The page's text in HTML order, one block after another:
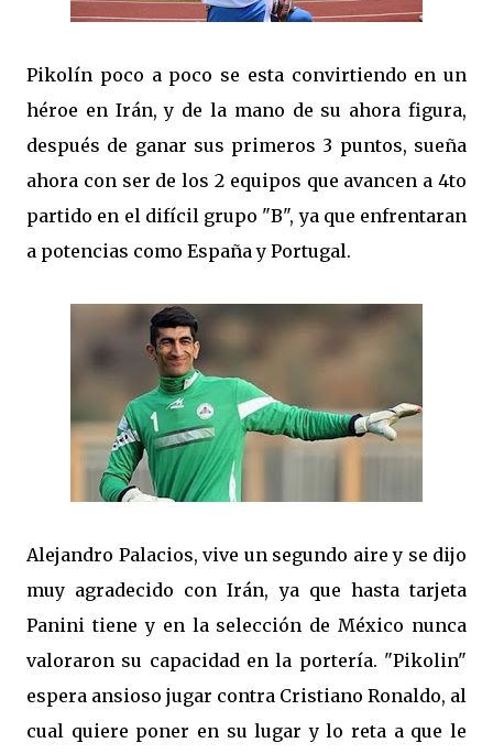
Pikolín poco a poco se esta convirtiendo en un
héroe en Irán, y de la mano de su ahora figura,
después de ganar sus primeros 3 puntos, sueña
ahora con ser de los 2 equipos que avancen a 4to
partido en el difícil grupo "B", ya que enfrentaran
a potencias como España y Portugal.
Alejandro Palacios, vive un segundo aire y se dijo
muy agradecido con Irán, ya que hasta tarjeta
Panini tiene y en la selección de México nunca
valoraron su capacidad en la portería. "Pikolin"
espera ansioso jugar contra Cristiano Ronaldo, al
cual quiere poner en su lugar y lo reta a que le